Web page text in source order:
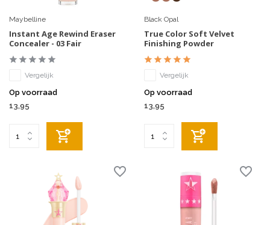
Maybelline
Instant Age Rewind Eraser
Concealer - 03 Fair
Vergelijk
Op voorraad
13,95
Black Opal
True Color Soft Velvet
Finishing Powder
Vergelijk
Op voorraad
13,95